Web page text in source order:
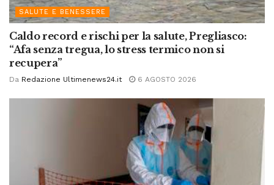
SALUTE E BENESSERE
Caldo record e rischi per la salute, Pregliasco:
“Afa senza tregua, lo stress termico non si
recupera”
Da Redazione Ultimenews24.it 6 AGOSTO 2026